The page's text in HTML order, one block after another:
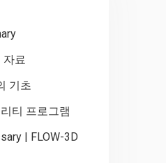
자료
기초
티 프로그램
| FLOW-3D